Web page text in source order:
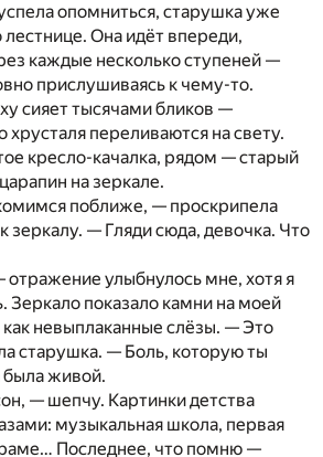
опомниться, старушка уже
Она идёт впереди,
каждые несколько ступеней —
прислушиваясь к чему-то.
сияет тысячами бликов —
хрусталя переливаются на свету.
кресло-качалка, рядом — старый
на зеркале.
поближе, — проскрипела
зеркалу. — Гляди сюда, девочка. Что
отражение улыбнулось мне, хотя я
Зеркало показало камни на моей
невыплаканные слёзы. — Это
старушка. — Боль, которую ты
была живой.
— шепчу. Картинки детства
музыкальная школа, первая
Последнее, что помню —